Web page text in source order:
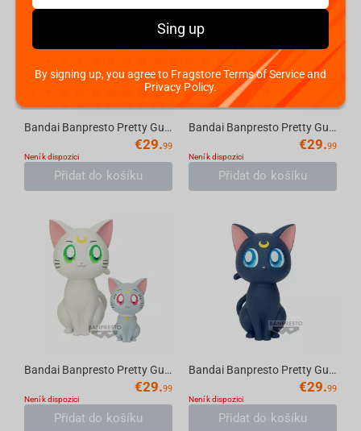
Bandai Banpresto Pretty Guardian Sailor Moon Cosmos the Movie - Q posket-Eternal Sail...
€29.99
Není k dispozici
Přidat do košíku
Bandai Banpresto Pretty Guardian Sailor Moon Cosmos the Movie - Q posket-Eternal Sail...
€29.99
Není k dispozici
Přidat do košíku
Bandai Banpresto Pretty Guardian Sailor Moon Cosmos the Movie - Sofvimates Artemis & ...
€29.99
Není k dispozici
Přidat do košíku
Bandai Banpresto Pretty Guardian Sailor Moon Cosmos the Movie - Sofvimates Luna Figure
€29.99
Není k dispozici
Přidat do košíku
Sing up
By signing up, you agree to Fragstore Terms of Service and
Privacy Policy.